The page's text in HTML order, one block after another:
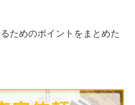
ためのポイントをまとめた